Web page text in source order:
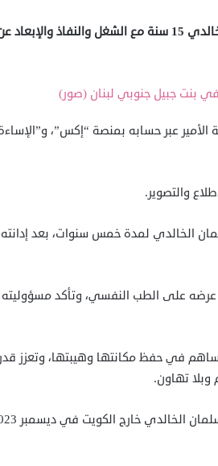
قضت محكمة الجنايات الكويتية بحبس الكويتي سلمان الخالدي 15 سنة مع الشغل
بنت جبيل جنوبي لبنان (صور)
عبر حسابه بمنصة “إكس”،
والتصوير.
حبس سلمان الخالدي لمدة خمس سنوات، بعد
عرضه على الطب النفسي، وتأكد
في حفظ مكانتها وهيبتها، وتعزز
وبلا تهاون.